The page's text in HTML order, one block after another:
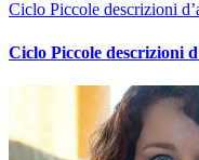
Ciclo Piccole descrizioni
Ciclo Piccole descrizioni